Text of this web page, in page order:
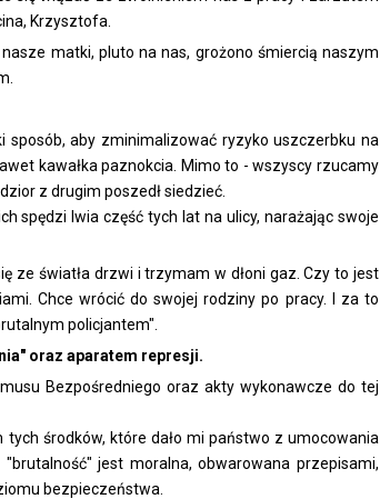
Krzysztofa.
matki, pluto na nas, grożono śmiercią naszym
sposób, aby zminimalizować ryzyko uszczerbku na
kawałka paznokcia. Mimo to - wszyscy rzucamy
z drugim poszedł siedzieć.
spędzi lwia część tych lat na ulicy, narażając swoje
ze światła drzwi i trzymam w dłoni gaz. Czy to jest
Chce wrócić do swojej rodziny po pracy. I za to
policjantem".
oraz aparatem represji.
Bezpośredniego oraz akty wykonawcze do tej
środków, które dało mi państwo z umocowania
jest moralna, obwarowana przepisami,
bezpieczeństwa.